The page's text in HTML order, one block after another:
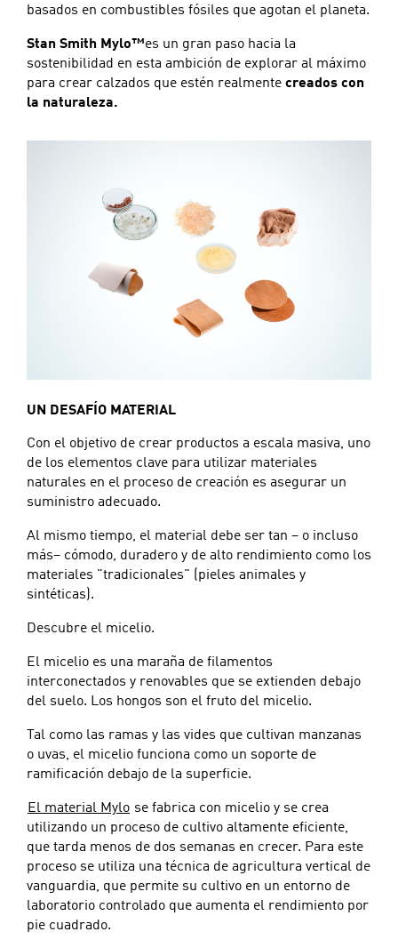
basados en combustibles fósiles que agotan el planeta.
Stan Smith Mylo™es un gran paso hacia la
sostenibilidad en esta ambición de explorar al máximo
para crear calzados que estén realmente creados con
la naturaleza.
UN DESAFÍO MATERIAL
Con el objetivo de crear productos a escala masiva, uno
de los elementos clave para utilizar materiales
naturales en el proceso de creación es asegurar un
suministro adecuado.
Al mismo tiempo, el material debe ser tan – o incluso
más– cómodo, duradero y de alto rendimiento como los
materiales "tradicionales" (pieles animales y
sintéticas).
Descubre el micelio.
El micelio es una maraña de filamentos
interconectados y renovables que se extienden debajo
del suelo. Los hongos son el fruto del micelio.
Tal como las ramas y las vides que cultivan manzanas
o uvas, el micelio funciona como un soporte de
ramificación debajo de la superficie.
El material Mylo se fabrica con micelio y se crea
utilizando un proceso de cultivo altamente eficiente,
que tarda menos de dos semanas en crecer. Para este
proceso se utiliza una técnica de agricultura vertical de
vanguardia, que permite su cultivo en un entorno de
laboratorio controlado que aumenta el rendimiento por
pie cuadrado.